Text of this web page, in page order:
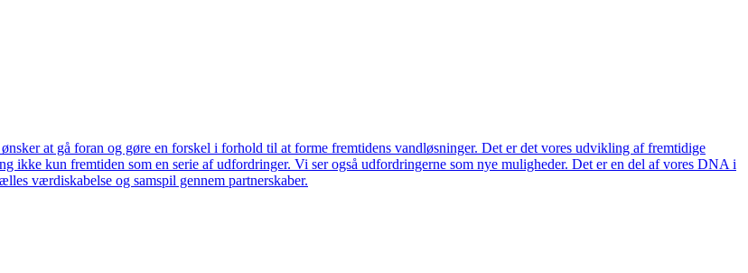
at gå foran og gøre en forskel i forhold til at forme fremtidens vandløsninger. Det er det vores udvikling af fremtidige
ikke kun fremtiden som en serie af udfordringer. Vi ser også udfordringerne som nye muligheder. Det er en del af vores DNA i
værdiskabelse og samspil gennem partnerskaber.